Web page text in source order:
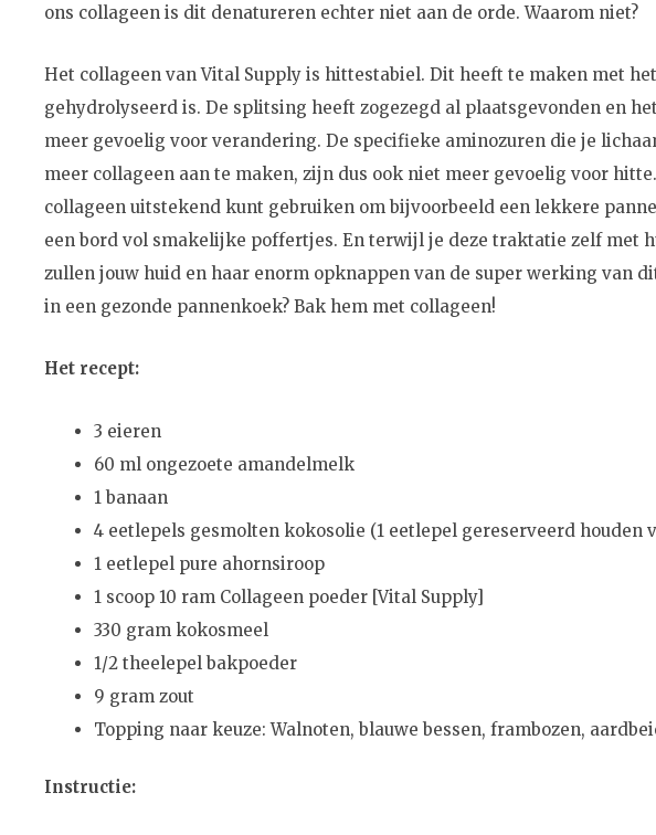
ons collageen is dit denatureren echter niet aan de orde. Waarom niet?
Het collageen van Vital Supply is hittestabiel. Dit heeft te maken met
gehydrolyseerd is. De splitsing heeft zogezegd al plaatsgevonden en
meer gevoelig voor verandering. De specifieke aminozuren die je
meer collageen aan te maken, zijn dus ook niet meer gevoelig voor
collageen uitstekend kunt gebruiken om bijvoorbeeld een lekkere
een bord vol smakelijke poffertjes. En terwijl je deze traktatie zelf met
zullen jouw huid en haar enorm opknappen van de super werking van
in een gezonde pannenkoek? Bak hem met collageen!
Het recept:
3 eieren
60 ml ongezoete amandelmelk
1 banaan
4 eetlepels gesmolten kokosolie (1 eetlepel gereserveerd houden
1 eetlepel pure ahornsiroop
1 scoop 10 ram Collageen poeder [Vital Supply]
330 gram kokosmeel
1/2 theelepel bakpoeder
9 gram zout
Topping naar keuze: Walnoten, blauwe bessen, frambozen,
Instructie: